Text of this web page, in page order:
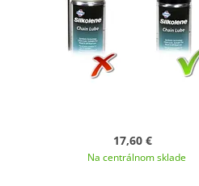
17,60 €
Na centrálnom sklade